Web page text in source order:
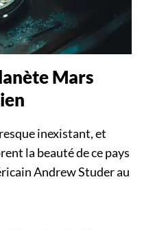
Mars
inexistant, et
la beauté de ce pays
Andrew Studer au